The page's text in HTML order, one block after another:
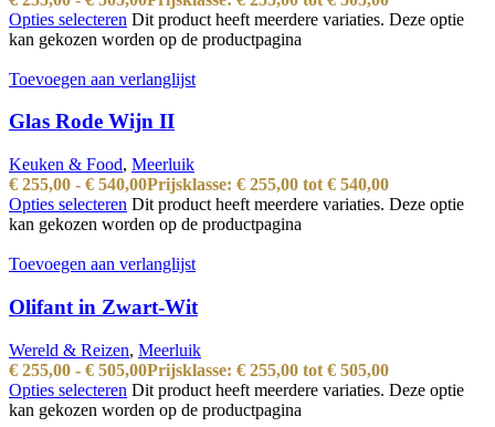
Opties selecteren Dit product heeft meerdere variaties. Deze optie
kan gekozen worden op de productpagina
Toevoegen aan verlanglijst
Glas Rode Wijn II
Keuken & Food, Meerluik
€ 255,00 - € 540,00Prijsklasse: € 255,00 tot € 540,00
Opties selecteren Dit product heeft meerdere variaties. Deze optie
kan gekozen worden op de productpagina
Toevoegen aan verlanglijst
Olifant in Zwart-Wit
Wereld & Reizen, Meerluik
€ 255,00 - € 505,00Prijsklasse: € 255,00 tot € 505,00
Opties selecteren Dit product heeft meerdere variaties. Deze optie
kan gekozen worden op de productpagina